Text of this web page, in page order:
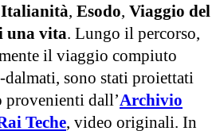
Italianità, Esodo, Viaggio del
una vita. Lungo il percorso,
il viaggio compiuto
sono stati proiettati
dall’Archivio
Teche, video originali. In